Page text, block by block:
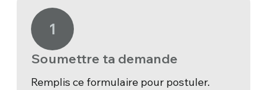
1
Soumettre ta demande
Remplis ce formulaire pour postuler.